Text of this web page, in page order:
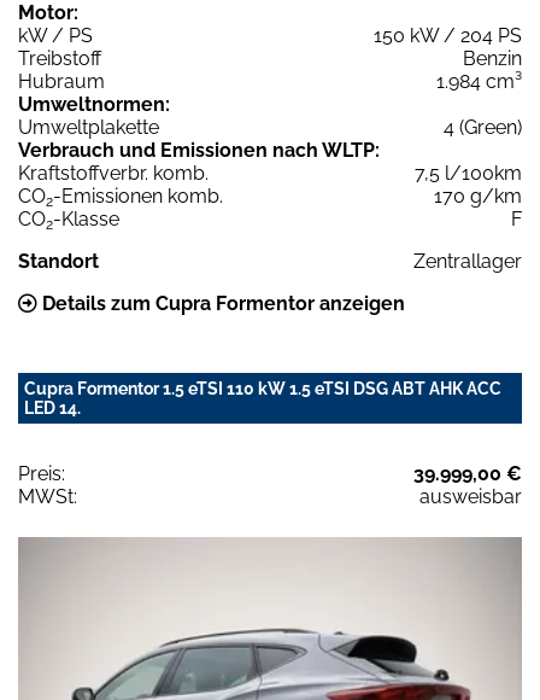
Motor:
kW / PS
150 kW / 204 PS
Treibstoff
Benzin
Hubraum
1.984 cm³
Umweltnormen:
Umweltplakette
4 (Green)
Verbrauch und Emissionen nach WLTP:
Kraftstoffverbr. komb.
7,5 l/100km
CO2-Emissionen komb.
170 g/km
CO2-Klasse
F
Standort
Zentrallager
Details zum Cupra Formentor anzeigen
Cupra Formentor 1.5 eTSI 110 kW 1.5 eTSI DSG ABT AHK ACC
LED 14.
Preis:
39.999,00 €
MWSt:
ausweisbar